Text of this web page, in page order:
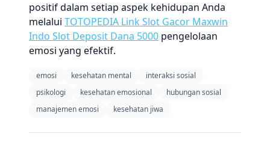
positif dalam setiap aspek kehidupan Anda
melalui TOTOPEDIA Link Slot Gacor Maxwin
Indo Slot Deposit Dana 5000 pengelolaan
emosi yang efektif.
emosi kesehatan mental
interaksi sosial
psikologi
kesehatan emosional
hubungan sosial
manajemen emosi
kesehatan jiwa